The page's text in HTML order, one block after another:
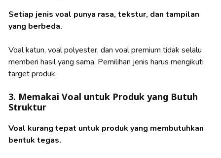
Setiap jenis voal punya rasa, tekstur, dan tampilan
yang berbeda.
Voal katun, voal polyester, dan voal premium tidak selalu
memberi hasil yang sama. Pemilihan jenis harus mengikuti
target produk.
3. Memakai Voal untuk Produk yang Butuh
Struktur
Voal kurang tepat untuk produk yang membutuhkan
bentuk tegas.